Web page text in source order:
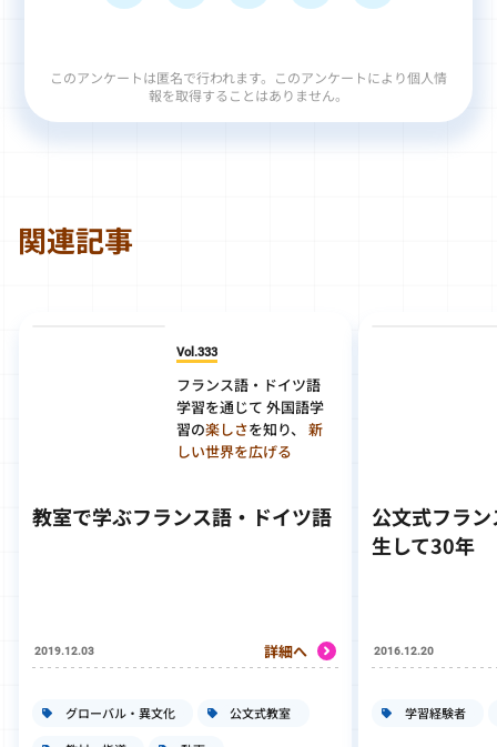
このアンケートは匿名で行われます。このアンケートにより個人情
報を取得することはありません。
関連記事
Vol.333
フランス語・ドイツ語
学習を通じて 外国語学
習の楽しさを知り、 新
しい世界を広げる
教室で学ぶフランス語・ドイツ語
2019.12.03 詳細へ
グローバル・異文化 公文式教室
公文式フラ
生して30年
2016.12.20
学習経験者